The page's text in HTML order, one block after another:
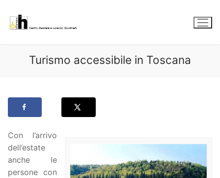
contenuto
Turismo accessibile in Toscana
Con l’arrivo
dell’estate
anche le
persone con